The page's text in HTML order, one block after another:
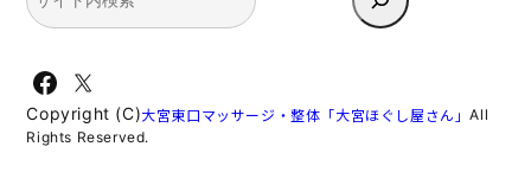
索
Facebook
X
Copyright (C)大宮東口マッサージ・整体「大宮ほぐし屋さん」All
Rights Reserved.